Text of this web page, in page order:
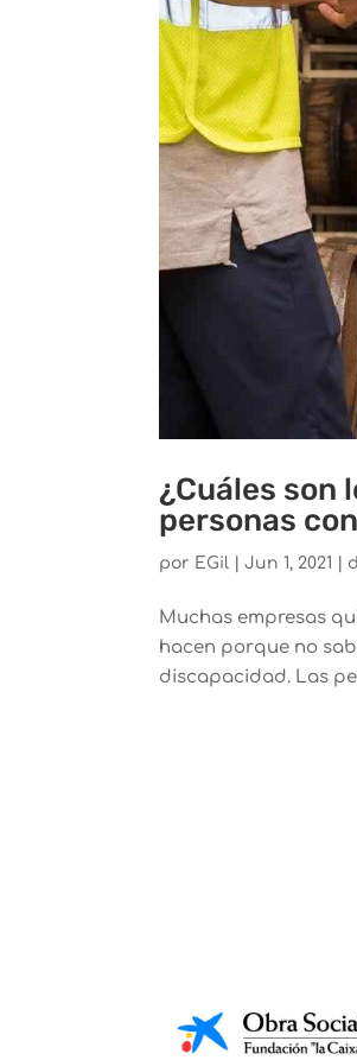
¿Cuáles son
personas
por EGil |Jun 1, 2021 |
Muchas empresas
hacen porque no
discapacidad. Las